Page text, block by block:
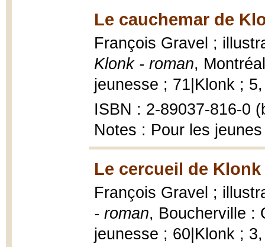
Le cauchemar de
François Gravel ;
Klonk - roman,
jeunesse ; 71|Klonk ;
ISBN : 2-89037-816-0
Notes : Pour les
Le cercueil de Klonk
François Gravel ;
- roman, Boucherville :
jeunesse ; 60|Klonk ;